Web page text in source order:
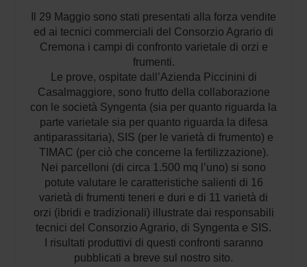
Il 29 Maggio sono stati presentati alla forza vendite
ed ai tecnici commerciali del Consorzio Agrario di
Cremona i campi di confronto varietale di orzi e
frumenti.
Le prove, ospitate dall’Azienda Piccinini di
Casalmaggiore, sono frutto della collaborazione
con le società Syngenta (sia per quanto riguarda la
parte varietale sia per quanto riguarda la difesa
antiparassitaria), SIS (per le varietà di frumento) e
TIMAC (per ciò che concerne la fertilizzazione).
Nei parcelloni (di circa 1.500 mq l’uno) si sono
potute valutare le caratteristiche salienti di 16
varietà di frumenti teneri e duri e di 11 varietà di
orzi (ibridi e tradizionali) illustrate dai responsabili
tecnici del Consorzio Agrario, di Syngenta e SIS.
I risultati produttivi di questi confronti saranno
pubblicati a breve sul nostro sito.